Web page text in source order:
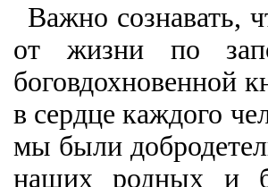
Важно сознавать,
от жизни по
боговдохновенной
в сердце каждого
мы были
наших родных и